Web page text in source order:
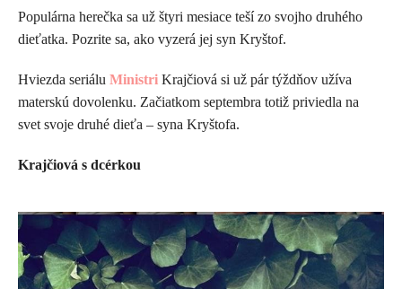
Populárna herečka sa už štyri mesiace teší zo svojho druhého
dieťatka. Pozrite sa, ako vyzerá jej syn Kryštof.
Hviezda seriálu Ministri Krajčiová si už pár týždňov užíva
materskú dovolenku. Začiatkom septembra totiž priviedla na
svet svoje druhé dieťa – syna Kryštofa.
Krajčiová s dcérkou